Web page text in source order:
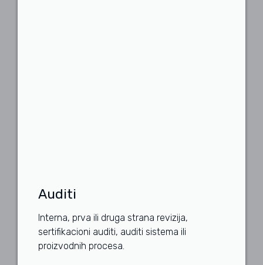
Auditi
Interna, prva ili druga strana revizija,
sertifikacioni auditi, auditi sistema ili
proizvodnih procesa.